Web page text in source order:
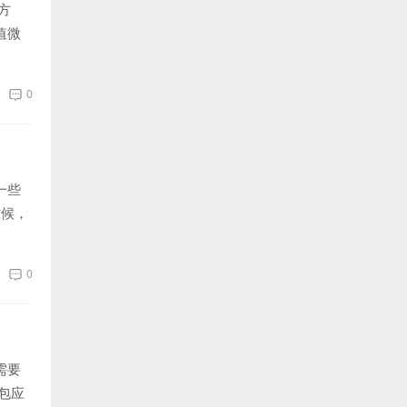
微
0
些
，
0
要
应